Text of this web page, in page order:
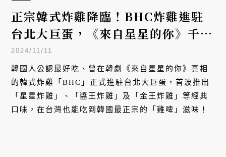
正宗韓式炸雞降臨！BHC炸雞進駐
台北大巨蛋，《來自星星的你》千頌
伊最愛「雞啤」文化席捲台灣
2024/11/11
韓國人公認最好吃、曾在韓劇《來自星星的你》亮相
的韓式炸雞「BHC」正式進駐台北大巨蛋，首波推出
「星星炸雞」、「醬王炸雞」及「金王炸雞」等經典
口味，在台灣也能吃到韓國最正宗的「雞啤」滋味！